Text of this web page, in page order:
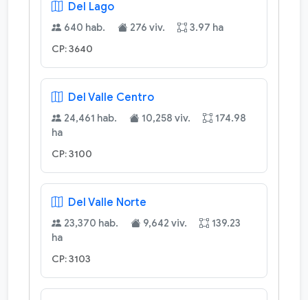
Del Lago
640 hab. 276 viv. 3.97 ha
CP: 3640
Del Valle Centro
24,461 hab. 10,258 viv.
174.98
ha
CP: 3100
Del Valle Norte
23,370 hab. 9,642 viv.
139.23
ha
CP: 3103